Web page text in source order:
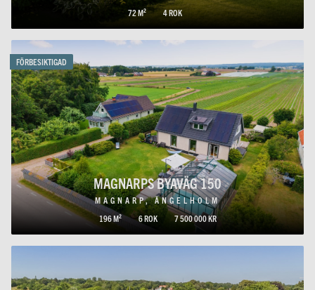
72 M²
4 ROK
MAGNARPS BYAVÄG 150
MAGNARP, ÄNGELHOLM
196 M²
6 ROK 7 500 000 KR
FÖRBESIKTIGAD